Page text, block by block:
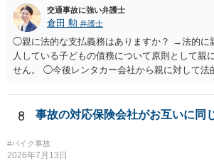
交通事故に強い弁護士
倉田 勲 弁護士
◯親に法的な支払義務はありますか？ →法的に
人している子どもの債務について原則として親
せん。 ◯今後レンタカー会社から親に対して法
低いでしょう。 ◯親である私は今後どう対応
権者に対してご自身は支払いを拒み、請求する
8 事故の対応保険会社がお互いに同
#バイク事故
2026年7月13日